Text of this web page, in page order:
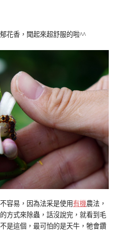
花香，聞起來超舒服的啦^^
容易，因為法采是使用有機農法，
方式來除蟲，話沒說完，就看到毛
是這個，最可怕的是天牛，牠會鑽